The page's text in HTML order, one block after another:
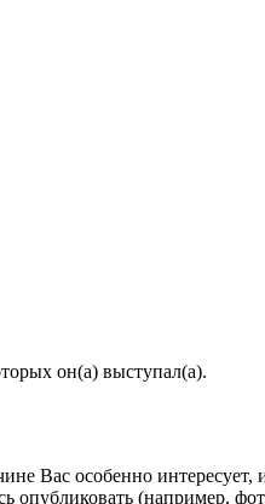
он(а) выступал(а).
Вас особенно
опубликовать (например,